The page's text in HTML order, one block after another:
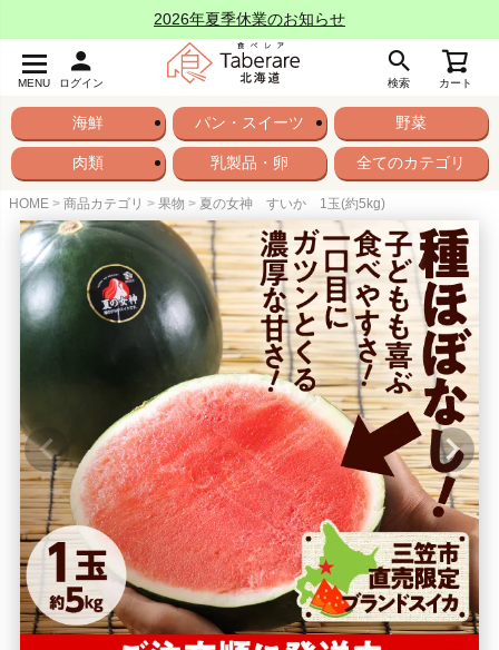
2026年夏季休業のお知らせ
MENU ログイン 検索 カート
海鮮 パン・スイーツ 野菜
肉類 乳製品・卵 全てのカテゴリ
HOME 商品カテゴリ 果物 夏の女神 すいか 1玉(約5kg)